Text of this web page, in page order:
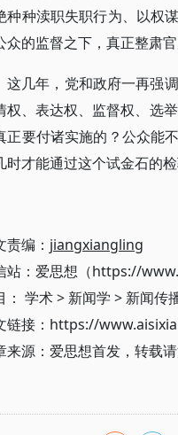
种种渎职失职行为、以权
众的监督之下，真正整肃
这几年，党和政府一再强
权、表达权、监督权、选
正要付诸实施的？公众能
时才能通过这个试金石的
责编： jiangxiangling
站：爱思想（https://
学术> 新闻学 > 新闻传
链接：https://
来源：爱思想首发，转载